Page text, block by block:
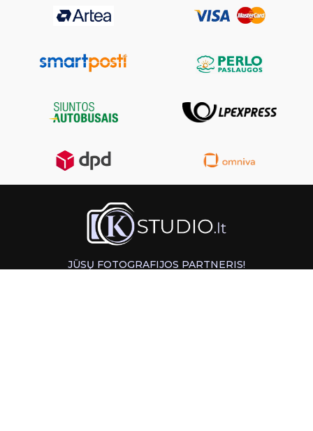
JŪSŲ FOTOGRAFIJOS PARTNERIS!